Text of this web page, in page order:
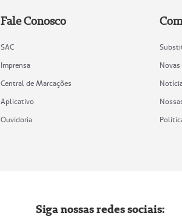
Fale Conosco
SAC
Imprensa
Central de Marcações
Aplicativo
Ouvidoria
Siga nossas redes sociais: